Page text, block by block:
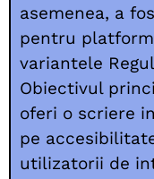
asemenea, a
pentru
variantele
Obiectivul
oferi o scriere
pe
utilizatorii de